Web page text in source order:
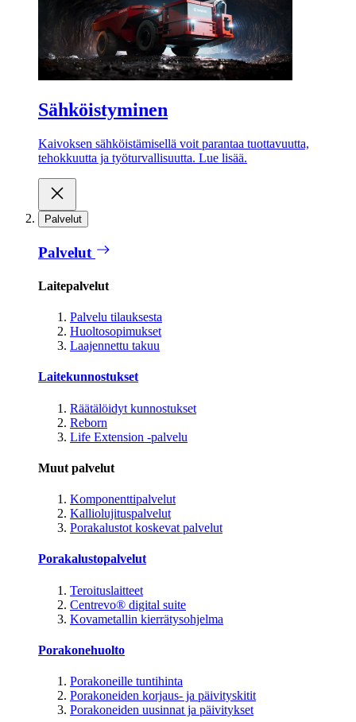
Sähköistyminen
Kaivoksen sähköistämisellä voit parantaa tuottavuutta,
tehokkuutta ja työturvallisuutta. Lue lisää.
Palvelut
Palvelut
Laitepalvelut
Palvelu tilauksesta
Huoltosopimukset
Laajennettu takuu
Laitekunnostukset
Räätälöidyt kunnostukset
Reborn
Life Extension -palvelu
Muut palvelut
Komponenttipalvelut
Kalliolujituspalvelut
Porakalustot koskevat palvelut
Porakalustopalvelut
Teroituslaitteet
Centrevo® digital suite
Kovametallin kierrätysohjelma
Porakonehuolto
Porakoneille tuntihinta
Porakoneiden korjaus- ja päivityskitit
Porakoneiden uusinnat ja päivitykset